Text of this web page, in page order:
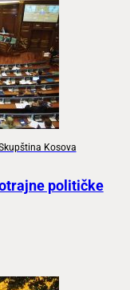
Kosova
političke